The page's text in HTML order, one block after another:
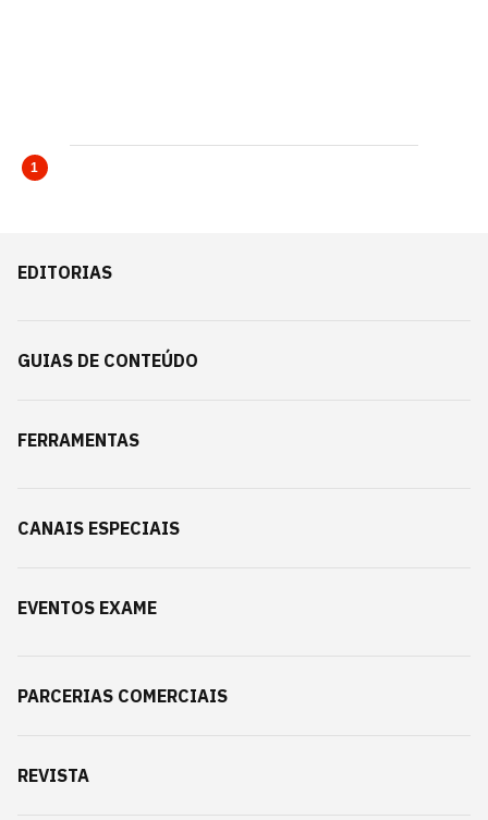
1
EDITORIAS
GUIAS DE CONTEÚDO
FERRAMENTAS
CANAIS ESPECIAIS
EVENTOS EXAME
PARCERIAS COMERCIAIS
REVISTA